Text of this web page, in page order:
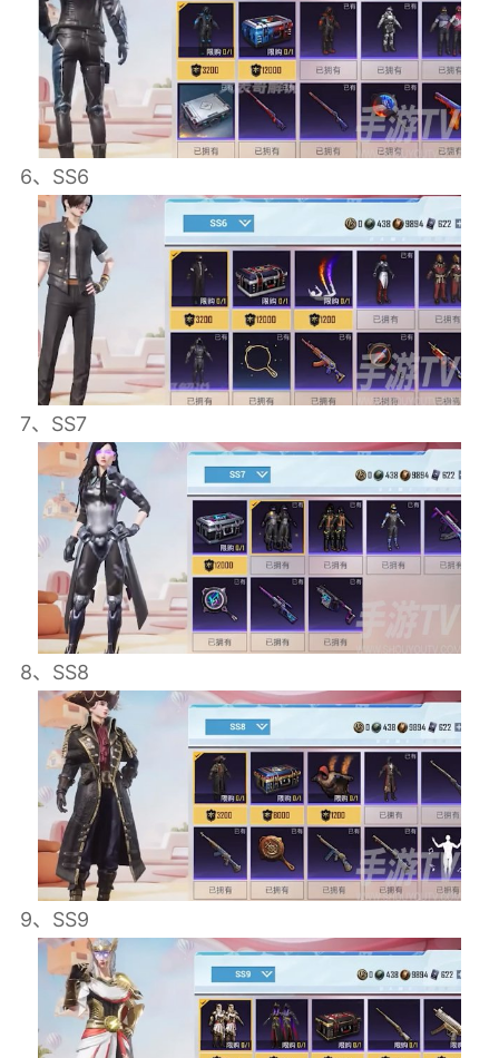
6、SS6
7、SS7
8、SS8
9、SS9